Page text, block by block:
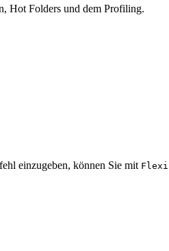
Hot Folders und dem Profiling.
einzugeben, können Sie mit